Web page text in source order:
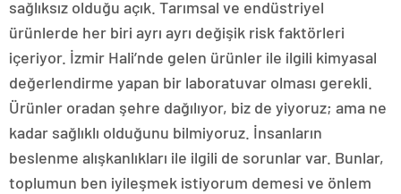
sağlıksız olduğu açık. Tarımsal ve endüstriyel
ürünlerde her biri ayrı ayrı değişik risk faktörleri
içeriyor. İzmir Hali’nde gelen ürünler ile ilgili kimyasal
değerlendirme yapan bir laboratuvar olması gerekli.
Ürünler oradan şehre dağılıyor, biz de yiyoruz; ama ne
kadar sağlıklı olduğunu bilmiyoruz. İnsanların
beslenme alışkanlıkları ile ilgili de sorunlar var. Bunlar,
toplumun ben iyileşmek istiyorum demesi ve önlem